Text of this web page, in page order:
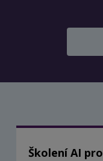
Školení AI pro